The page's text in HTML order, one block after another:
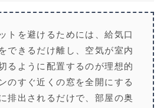
トを避けるためには、給気口
できるだけ離し、空気が室内
るように配置するのが理想的
のすぐ近くの窓を全開にする
排出されるだけで、部屋の奥